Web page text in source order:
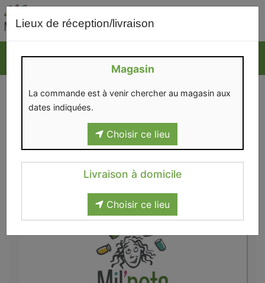
Lieux de réception/livraison
Magasin
La commande est à venir chercher au magasin aux
dates indiquées.
Choisir ce lieu
Livraison à domicile
Choisir ce lieu
LÉON EST DANS LE PÉTRIN
>Viennoiseries>
Léon est dans le pétrin